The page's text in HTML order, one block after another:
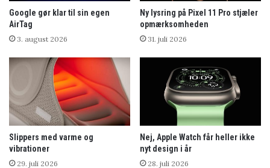
Google gør klar til sin egen
AirTag
3. august 2026
Ny lysring på Pixel 11 Pro stjæler
opmærksomheden
31. juli 2026
Slippers med varme og
vibrationer
29. juli 2026
Nej, Apple Watch får heller ikke
nyt design i år
28. juli 2026